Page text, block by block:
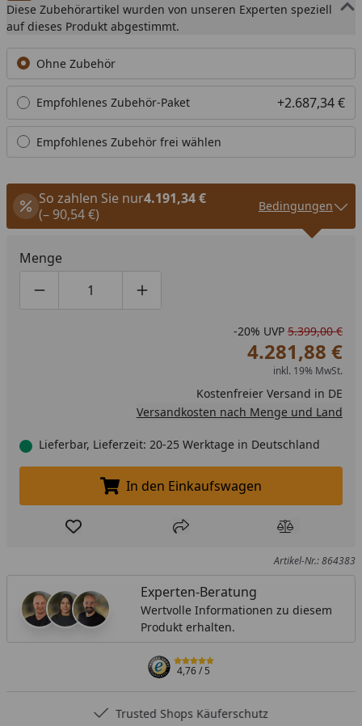
Diese Zubehörartikel wurden von unseren Experten speziell
auf dieses Produkt abgestimmt.
Ohne Zubehör
Empfohlenes Zubehör-Paket +2.687,34 €
Empfohlenes Zubehör frei wählen
So zahlen Sie nur4.191,34 €
(– 90,54 €)
Bedingungen
Menge
Produktmenge um eins verringern
Produktmenge manuell eingeben
Produktmenge um eins erhöhen
-20% UVP 5.399,00 €
4.281,88 €
inkl. 19% MwSt.
Kostenfreier Versand in DE
Versandkosten nach Menge und Land
Lieferbar, Lieferzeit: 20-25 Werktage in Deutschland
In den Einkaufswagen legen
In den Einkaufswagen
Produkt zur Wunschliste hinzufügen
Teilen Produkt
Artikel-Nr.: 864383
Experten-Beratung
Wertvolle Informationen zu diesem
Produkt erhalten.
4,76/ 5
Trusted Shops Käuferschutz